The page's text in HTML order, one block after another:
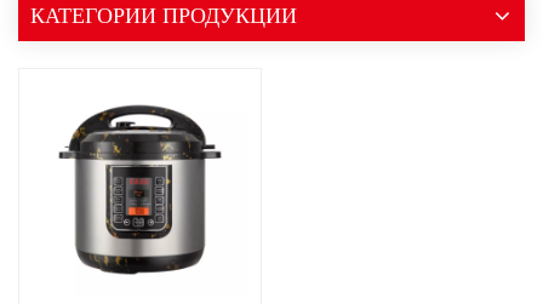
КАТЕГОРИИ ПРОДУКЦИИ